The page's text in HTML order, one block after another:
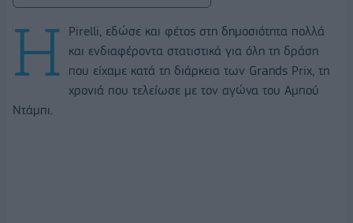
Η
Pirelli, εδώσε και φέτος στη δημοσιότητα πολλά
και ενδιαφέροντα στατιστικά για όλη τη δράση
που είχαμε κατά τη διάρκεια των Grands Prix, τη
χρονιά που τελείωσε με τον αγώνα του Αμπού
Ντάμπι.